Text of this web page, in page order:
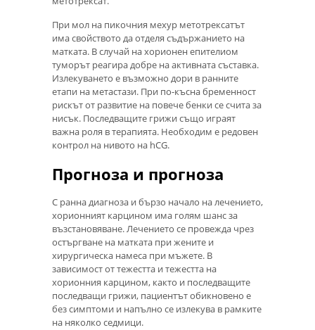
При мол на пикочния мехур метотрексатът
има свойството да отделя съдържанието на
матката. В случай на хорионен епителиом
туморът реагира добре на активната съставка.
Излекуването е възможно дори в ранните
етапи на метастази. При по-късна бременност
рискът от развитие на повече бенки се счита за
нисък. Последващите грижи също играят
важна роля в терапията. Необходим е редовен
контрол на нивото на hCG.
Прогноза и прогноза
С ранна диагноза и бързо начало на лечението,
хорионният карцином има голям шанс за
възстановяване. Лечението се провежда чрез
остъргване на матката при жените и
хирургическа намеса при мъжете. В
зависимост от тежестта и тежестта на
хорионния карцином, както и последващите
последващи грижи, пациентът обикновено е
без симптоми и напълно се излекува в рамките
на няколко седмици.